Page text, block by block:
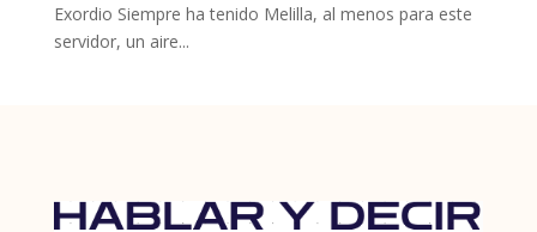
Exordio Siempre ha tenido Melilla, al menos para este
servidor, un aire...